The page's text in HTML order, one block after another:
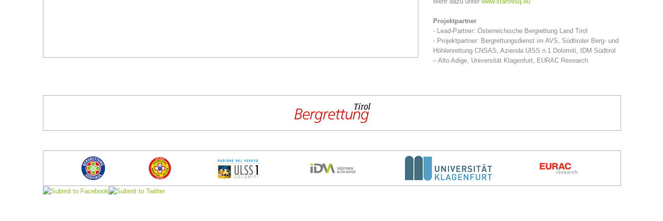
Projektpartner
- Lead-Partner: Österreichische Bergrettung Land Tirol
- Projektpartner: Bergrettungsdienst im AVS, Südtiroler Berg- und
Höhlenrettung CNSAS, Azienda UlSS n.1 Dolomiti, IDM Südtirol
– Alto Adige, Universität Klagenfurt, EURAC Research